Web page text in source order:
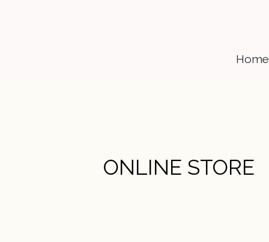
Home
ONLINE STORE